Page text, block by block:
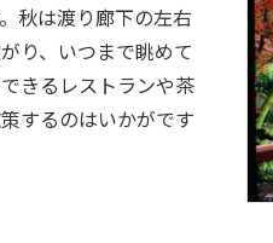
秋は渡り廊下の左右
り、いつまで眺めて
きるレストランや茶
するのはいかがです